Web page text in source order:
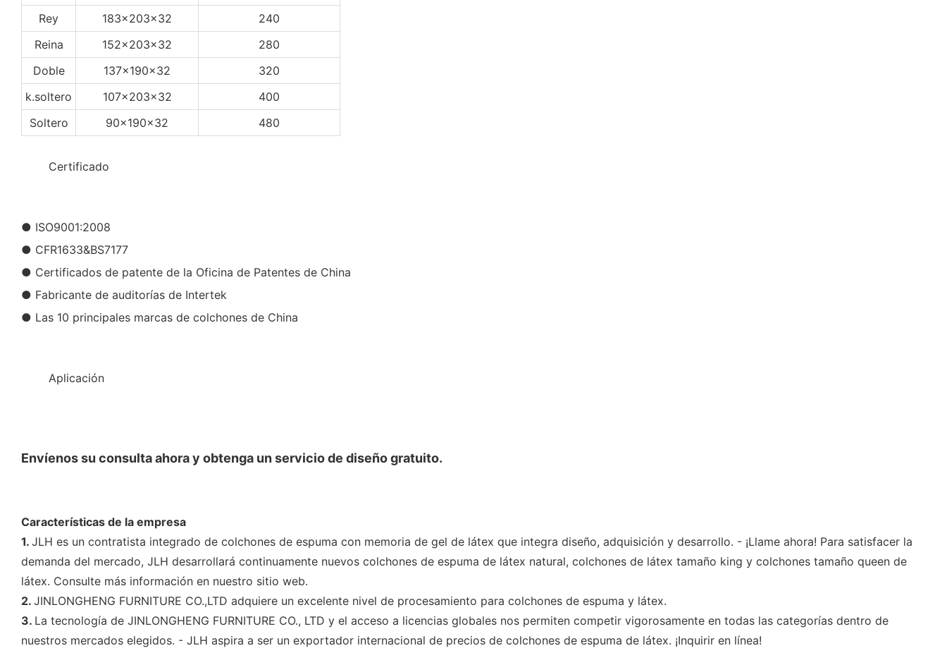
Rey
183x203x32
240
Reina
152x203x32
280
Doble
137x190x32
320
k.soltero
107x203x32
400
Soltero
90x190x32 480
Certificado
● ISO9001:2008
● CFR1633&BS7177
● Certificados de patente de la Oficina de Patentes de China
● Fabricante de auditorías de Intertek
● Las 10 principales marcas de colchones de China
Aplicación
Envíenos su consulta ahora y obtenga un servicio de diseño gratuito.
Características de la empresa
1. JLH es un contratista integrado de colchones de espuma con memoria de gel de látex que integra diseño, adquisición y desarrollo. - ¡Llame ahora! Para satisfacer la
demanda del mercado, JLH desarrollará continuamente nuevos colchones de espuma de látex natural, colchones de látex tamaño king y colchones tamaño queen de
látex. Consulte más información en nuestro sitio web.
2. JINLONGHENG FURNITURE CO.,LTD adquiere un excelente nivel de procesamiento para colchones de espuma y látex.
3. La tecnología de JINLONGHENG FURNITURE CO., LTD y el acceso a licencias globales nos permiten competir vigorosamente en todas las categorías dentro de
nuestros mercados elegidos. - JLH aspira a ser un exportador internacional de precios de colchones de espuma de látex. ¡Inquirir en línea!